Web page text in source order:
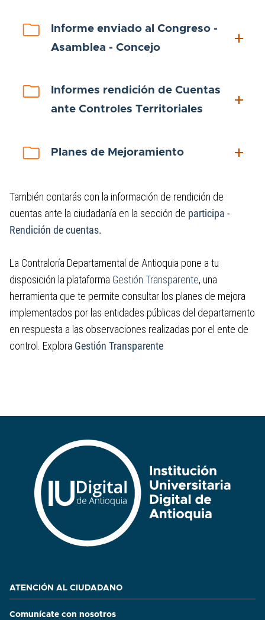
Informe enviado al Congreso -
Asamblea - Concejo
add
Informes rendición de Cuentas
ante Controles Territoriales
add
Planes de Mejoramiento add
También contarás con la información de rendición de
cuentas ante la ciudadanía en la sección de participa -
Rendición de cuentas.
La Contraloría Departamental de Antioquia pone a tu
disposición la plataforma Gestión Transparente, una
herramienta que te permite consultar los planes de mejora
implementados por las entidades públicas del departamento
en respuesta a las observaciones realizadas por el ente de
control. Explora Gestión Transparente
ATENCIÓN AL CIUDADANO
Comunícate con nosotros